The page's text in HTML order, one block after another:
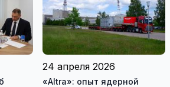
получение поддержки
24 апреля 2026
«Altra»: опыт ядерной